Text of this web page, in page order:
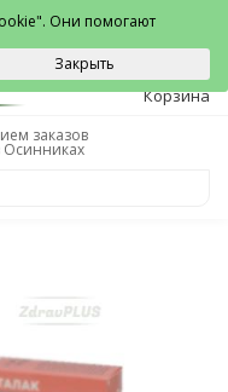
0
Корзина
заказов
Осинниках
Они помогают
Закрыть